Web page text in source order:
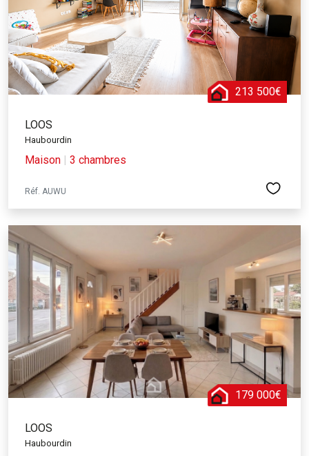
213 500€
LOOS
Haubourdin
Maison | 3 chambres
Réf. AUWU
179 000€
LOOS
Haubourdin